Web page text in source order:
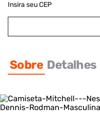
Insira seu CEP
Sobre Detalhes